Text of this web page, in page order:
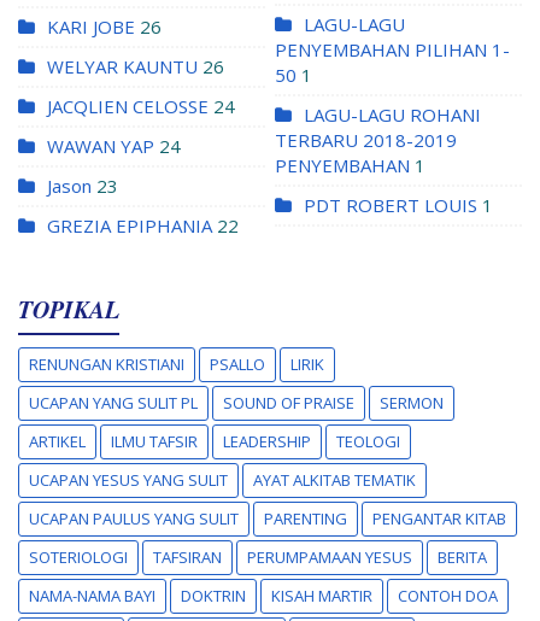
KARI JOBE 26
WELYAR KAUNTU 26
JACQLIEN CELOSSE 24
WAWAN YAP 24
Jason 23
GREZIA EPIPHANIA 22
LAGU-LAGU
PENYEMBAHAN PILIHAN 1-
50 1
LAGU-LAGU ROHANI
TERBARU 2018-2019
PENYEMBAHAN 1
PDT ROBERT LOUIS 1
TOPIKAL
RENUNGAN KRISTIANI PSALLO
LIRIK
UCAPAN YANG SULIT PL
SOUND OF PRAISE
SERMON
ARTIKEL
ILMU TAFSIR LEADERSHIP
TEOLOGI
UCAPAN YESUS YANG SULIT
AYAT ALKITAB TEMATIK
UCAPAN PAULUS YANG SULIT
PARENTING
PENGANTAR KITAB
SOTERIOLOGI
TAFSIRAN PERUMPAMAAN YESUS
BERITA
NAMA-NAMA BAYI
DOKTRIN KISAH MARTIR
CONTOH DOA